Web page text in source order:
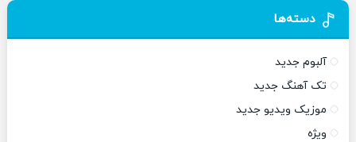
دسته‌ها
آلبوم جدید
تک آهنگ جدید
موزیک ویدیو جدید
ویژه